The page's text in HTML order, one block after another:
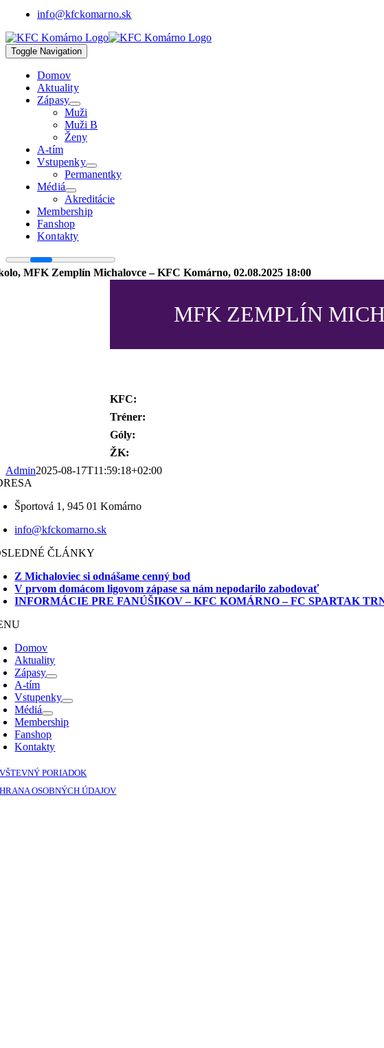
info@kfckomarno.sk
Toggle Navigation
Domov
Aktuality
Zápasy
Muži
Muži B
Ženy
A-tím
Vstupenky
Permanentky
Médiá
Akreditácie
Membership
Fanshop
Kontakty
MFK Zemplín Michalovce – KFC Komárno, 02.08.2025 18:00
MFK ZEMPLÍN
KFC:
Tréner:
Góly:
ŽK:
Admin2025-08-17T11:59:18+02:00
Športová 1, 945 01 Komárno
info@kfckomarno.sk
ČLÁNKY
Z Michaloviec si odnášame cenný bod
V prvom domácom ligovom zápase sa nám nepodarilo zabodovať
INFORMÁCIE PRE FANÚŠIKOV – KFC KOMÁRNO – FC SPARTAK
Domov
Aktuality
Zápasy
A-tím
Vstupenky
Médiá
Membership
Fanshop
Kontakty
PORIADOK
OSOBNÝCH ÚDAJOV